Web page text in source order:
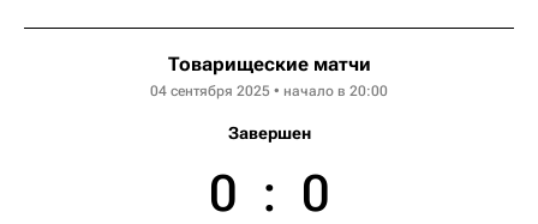
Товарищеские матчи
04 сентября 2025 • начало в 20:00
Завершен
0 : 0